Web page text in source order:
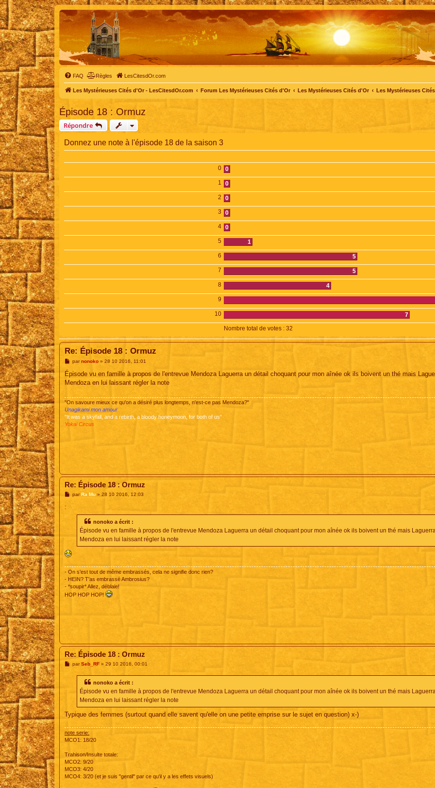
FAQ Règles LesCitesdOr.com
Les Mystérieuses Cités d'Or - LesCitesdOr.com Forum Les Mystérieuses Cités d'Or Les Mystérieuses Cités d'Or Les Mystérieuses
Épisode 18 : Ormuz
Répondre
Donnez une note à l'épisode 18 de la saison 3
0 0
1 0
2 0
3 0
4 0
5 1
6 5
7 5
8 4
9
10 7
Nombre total de votes : 32
Re: Épisode 18 : Ormuz
M
s
a
par nonoko» 28 10 2016, 11:01
Épisode vu en famille à propos de l'entrevue Mendoza Laguerra un détail choquant pour mon aînée ok ils boivent un thé mais
Mendoza en lui laissant régler la note
"On savoure mieux ce qu'on a désiré plus longtemps, n'est-ce pas Mendoza?"
Unagikami mon amour
"It was a skyfall, and a rebirth, a bloody honeymoon, for both of us"
Yokai Circus
Re: Épisode 18 : Ormuz
MparRa Mu» 28 10 2016, 12:03
:
nonoko a écrit :
Épisode vu en famille à propos de l'entrevue Mendoza Laguerra un détail choquant pour mon aînée ok ils boivent un thé mais
Mendoza en lui laissant régler la note
- On s'est tout de même embrassés, cela ne signifie donc rien?
- HEIN? T'as embrassé Ambrosius?
- *soupir* Allez, déblaie!
HOP HOP HOP!
Re: Épisode 18 : Ormuz
MparSeb_RF» 29 10 2016, 00:01
nonoko a écrit :
Épisode vu en famille à propos de l'entrevue Mendoza Laguerra un détail choquant pour mon aînée ok ils boivent un thé mais
Mendoza en lui laissant régler la note
Typique des femmes (surtout quand elle savent qu'elle on une petite emprise sur le sujet en question) x-)
note serie:
MCO1: 18/20
Trahison/Insulte totale:
MCO2: 9/20
MCO3: 4/20
MCO4: 3/20 (et je suis "gentil" par ce qu'il y a les effets visuels)